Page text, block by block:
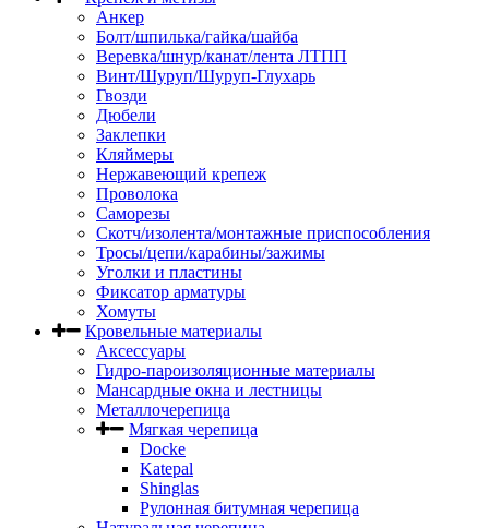
Анкер
Болт/шпилька/гайка/шайба
Веревка/шнур/канат/лента ЛТПП
Винт/Шуруп/Шуруп-Глухарь
Гвозди
Дюбели
Заклепки
Кляймеры
Нержавеющий крепеж
Проволока
Саморезы
Скотч/изолента/монтажные приспособления
Тросы/цепи/карабины/зажимы
Уголки и пластины
Фиксатор арматуры
Хомуты
Кровельные материалы
Аксессуары
Гидро-пароизоляционные материалы
Мансардные окна и лестницы
Металлочерепица
Мягкая черепица
Docke
Katepal
Shinglas
Рулонная битумная черепица